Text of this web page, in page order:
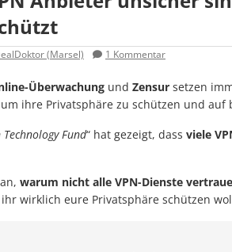
(Marsel) 1 Kommentar
Überwachung und Zensur setzen
ihre Privatsphäre zu schützen und
Technology Fund“ hat gezeigt, dass viele
warum nicht alle VPN-Dienste
wirklich eure Privatsphäre schützen